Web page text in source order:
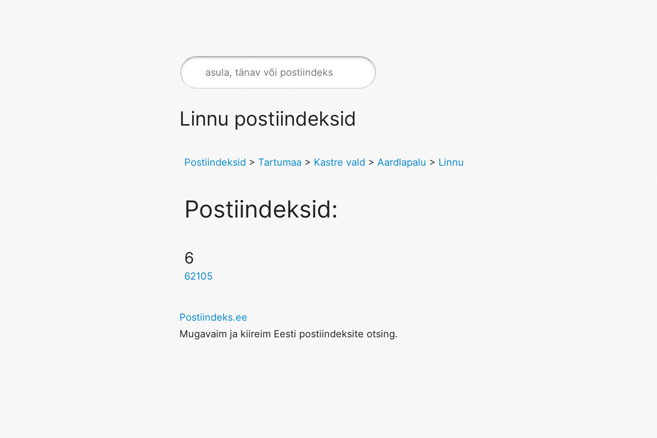
Linnu postiindeksid
Postiindeksid > Tartumaa > Kastre vald > Aardlapalu > Linnu
Postiindeksid:
6
62105
Postiindeks.ee
Mugavaim ja kiireim Eesti postiindeksite otsing.